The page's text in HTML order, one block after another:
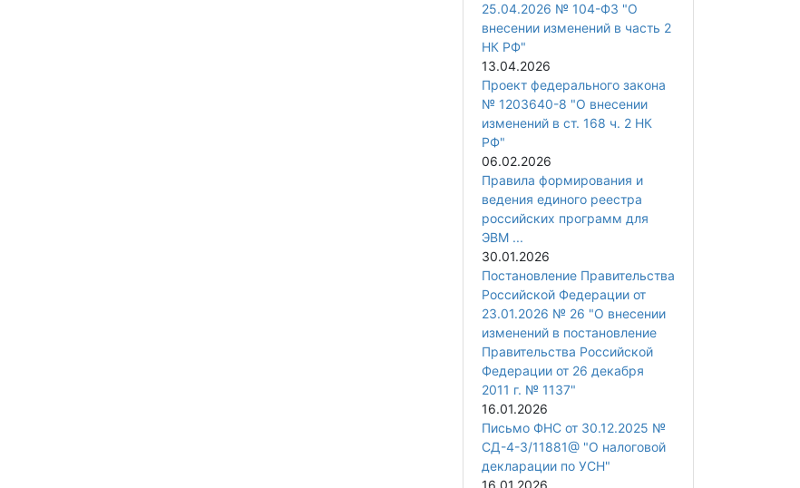
25.04.2026 № 104-ФЗ "О
внесении изменений в часть 2
НК РФ"
13.04.2026
Проект федерального закона
№ 1203640-8 "О внесении
изменений в ст. 168 ч. 2 НК
РФ"
06.02.2026
Правила формирования и
ведения единого реестра
российских программ для
ЭВМ ...
30.01.2026
Постановление Правительства
Российской Федерации от
23.01.2026 № 26 "О внесении
изменений в постановление
Правительства Российской
Федерации от 26 декабря
2011 г. № 1137"
16.01.2026
Письмо ФНС от 30.12.2025 №
СД-4-3/11881@ "О налоговой
декларации по УСН"